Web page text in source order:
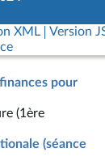
XML Version
pour
(1ère
(séance